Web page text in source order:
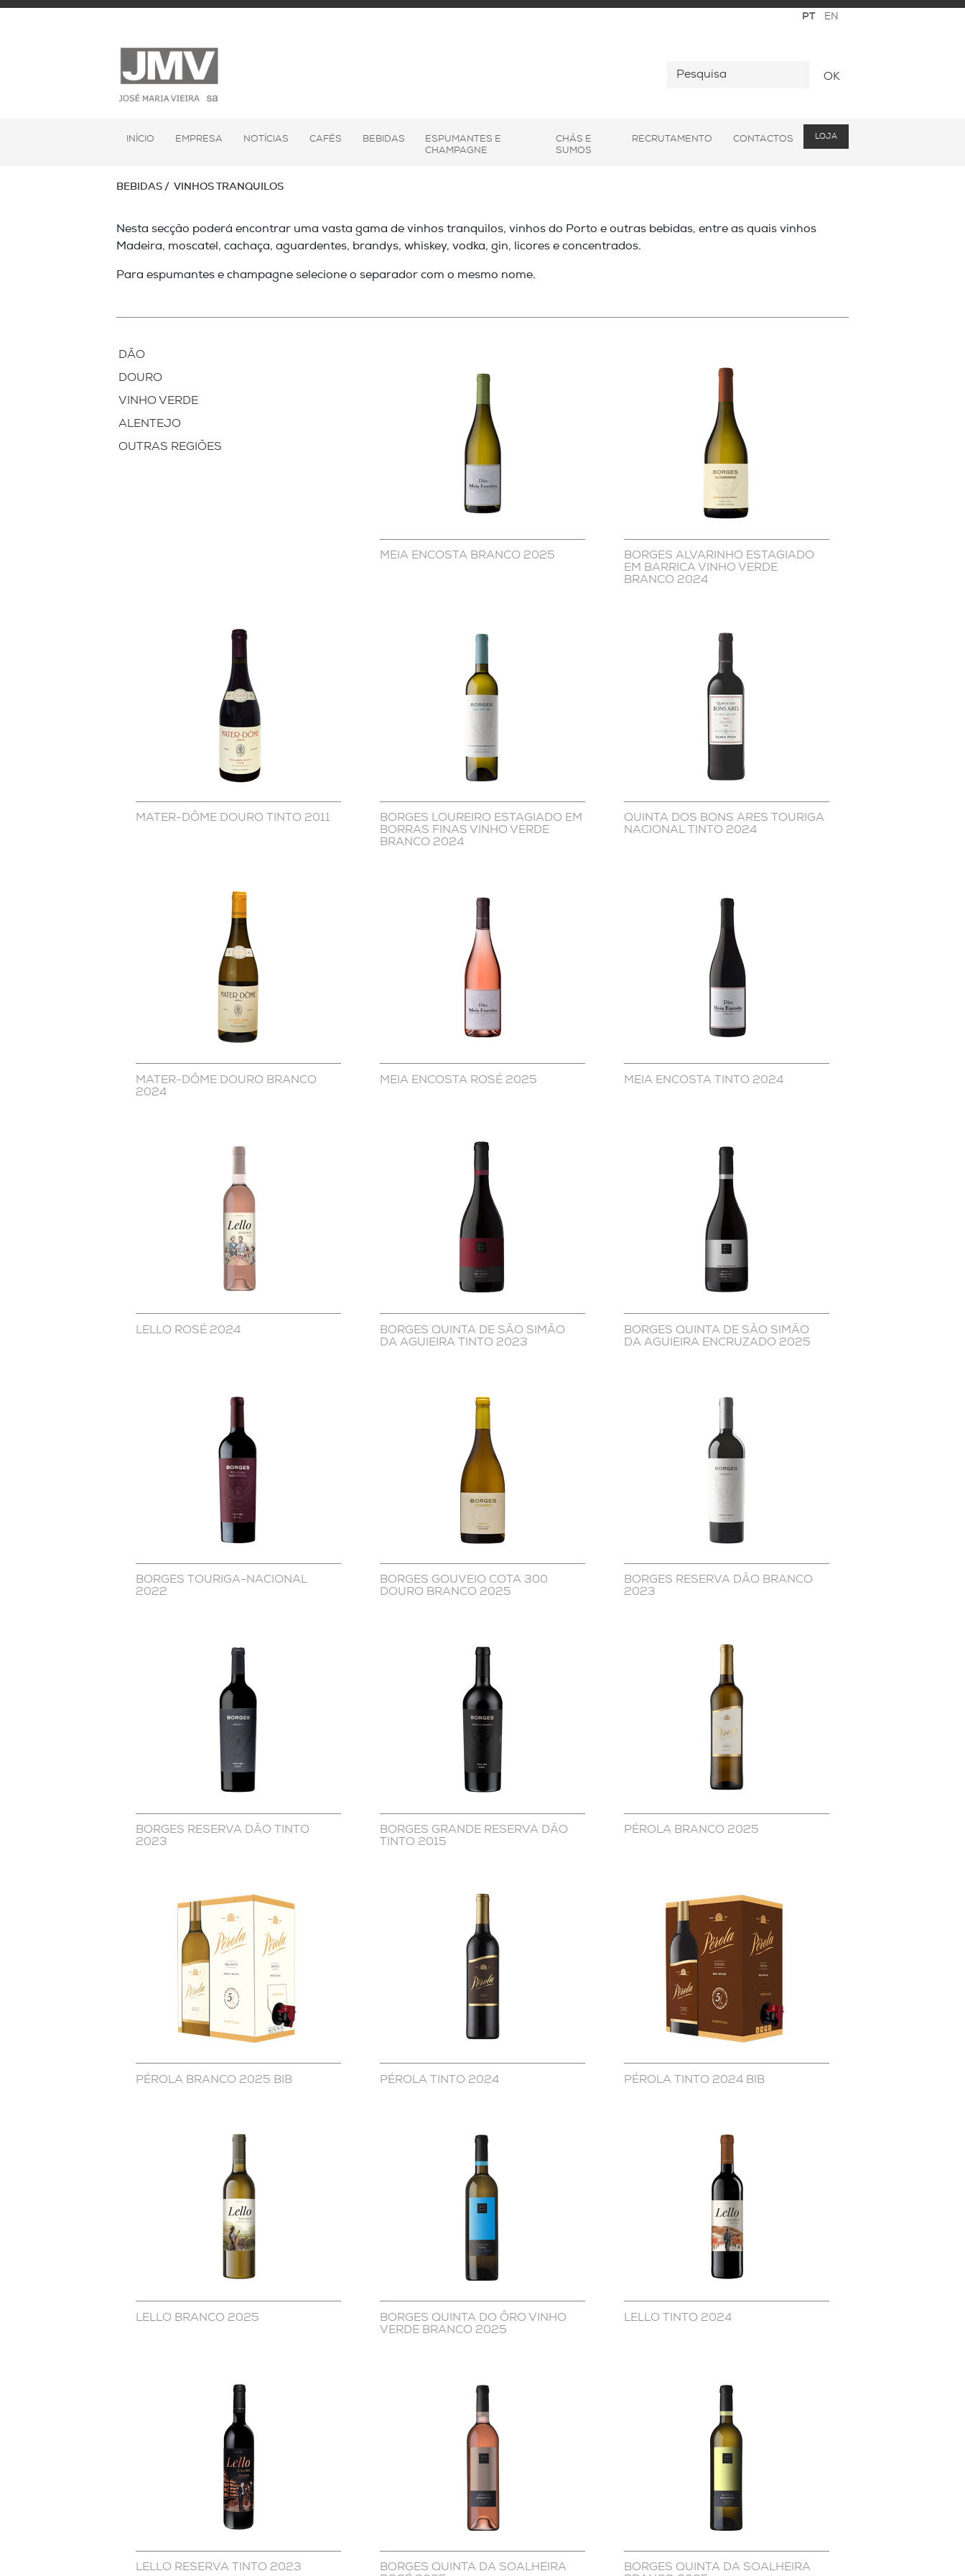
OK
INÍCIO EMPRESA NOTÍCIAS CAFÉS BEBIDAS
ESPUMANTES E
CHAMPAGNE
CHÁS E
SUMOS
RECRUTAMENTO CONTACTOS LOJA
BEBIDAS VINHOS TRANQUILOS
Nesta secção poderá encontrar uma vasta gama de vinhos tranquilos, vinhos do Porto e outras bebidas, entre as quais vinhos
Madeira, moscatel, cachaça, aguardentes, brandys, whiskey, vodka, gin, licores e concentrados.
Para espumantes e champagne selecione o separador com o mesmo nome.
DÃO
DOURO
VINHO VERDE
ALENTEJO
OUTRAS REGIÕES
MEIA ENCOSTA BRANCO 2025
BORGES ALVARINHO ESTAGIADO
EM BARRICA VINHO VERDE
BRANCO 2024
MATER-DÔME DOURO TINTO 2011
BORGES LOUREIRO ESTAGIADO EM
BORRAS FINAS VINHO VERDE
BRANCO 2024
QUINTA DOS BONS ARES TOURIGA
NACIONAL TINTO 2024
MATER-DÔME DOURO BRANCO
2024
MEIA ENCOSTA ROSÉ 2025 MEIA ENCOSTA TINTO 2024
LELLO ROSÉ 2024
BORGES QUINTA DE SÃO SIMÃO
DA AGUIEIRA TINTO 2023
BORGES QUINTA DE SÃO SIMÃO
DA AGUIEIRA ENCRUZADO 2025
BORGES TOURIGA-NACIONAL
2022
BORGES GOUVEIO COTA 300
DOURO BRANCO 2025
BORGES RESERVA DÃO BRANCO
2023
BORGES RESERVA DÃO TINTO
2023
BORGES GRANDE RESERVA DÃO
TINTO 2015
PÉROLA BRANCO 2025
PÉROLA BRANCO 2025 BIB PÉROLA TINTO 2024 PÉROLA TINTO 2024 BIB
LELLO BRANCO 2025
BORGES QUINTA DO ÔRO VINHO
VERDE BRANCO 2025
LELLO TINTO 2024
LELLO RESERVA TINTO 2023
BORGES QUINTA DA SOALHEIRA
BORGES QUINTA DA SOALHEIRA